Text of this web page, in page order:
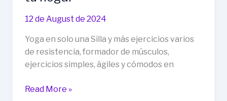
12 de August de 2024
Yoga en solo una Silla y más ejercicios varios
de resistencia, formador de músculos,
ejercicios simples, ágiles y cómodos en
Yoga
Read More »